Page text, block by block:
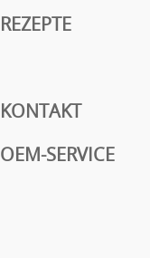
REZEPTE
KONTAKT
OEM-SERVICE